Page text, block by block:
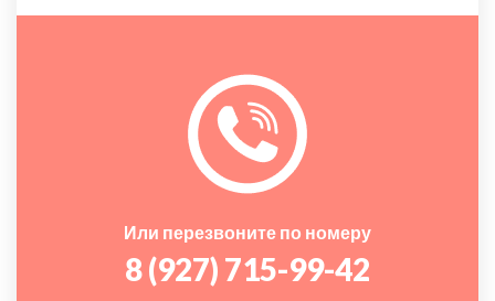
Или перезвоните по номеру
8 (927) 715-99-42